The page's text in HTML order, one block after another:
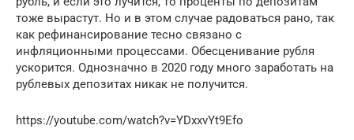
тоже вырастут. Но и в этом случае радоваться рано, так
как рефинансирование тесно связано с
инфляционными процессами. Обесценивание рубля
ускорится. Однозначно в 2020 году много заработать на
рублевых депозитах никак не получится.
https://youtube.com/watch?v=YDxxvYt9Efo